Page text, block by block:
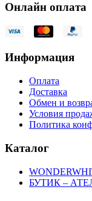
Онлайн оплата
Информация
Оплата
Доставка
Обмен и
Условия
Политика
Каталог
БУТИК –